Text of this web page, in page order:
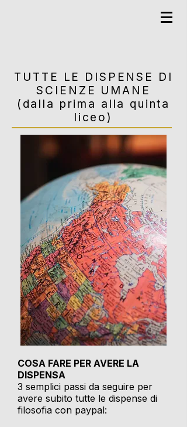
TUTTE LE DISPENSE DI
SCIENZE UMANE
(dalla prima alla quinta
liceo)
COSA FARE PER AVERE LA
DISPENSA
3 semplici passi da seguire per
avere subito tutte le dispense di
filosofia con paypal: